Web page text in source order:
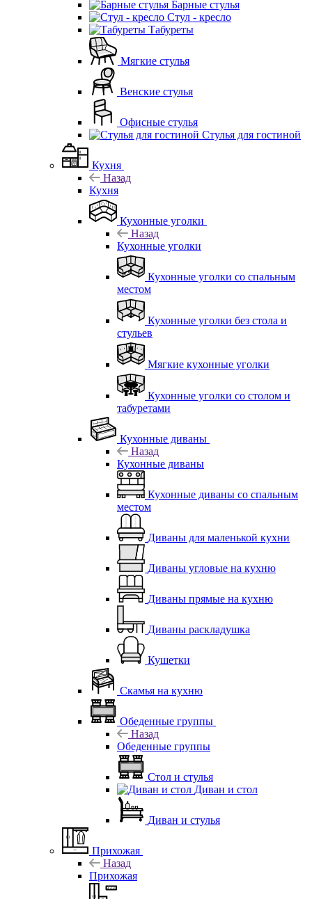
Барные стулья
Стул - кресло
Табуреты
Мягкие стулья
Венские стулья
Офисные стулья
Стулья для гостиной
Кухня
Назад
Кухня
Кухонные уголки
Назад
Кухонные уголки
Кухонные уголки со спальным
местом
Кухонные уголки без стола и
стульев
Мягкие кухонные уголки
Кухонные уголки со столом и
табуретами
Кухонные диваны
Назад
Кухонные диваны
Кухонные диваны со спальным
местом
Диваны для маленькой кухни
Диваны угловые на кухню
Диваны прямые на кухню
Диваны раскладушка
Кушетки
Скамья на кухню
Обеденные группы
Назад
Обеденные группы
Стол и стулья
Диван и стол
Диван и стулья
Прихожая
Назад
Прихожая